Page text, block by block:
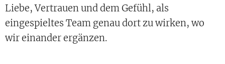
Liebe, Vertrauen und dem Gefühl, als
eingespieltes Team genau dort zu wirken, wo
wir einander ergänzen.